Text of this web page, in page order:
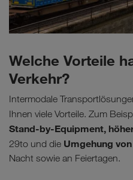
Welche Vorteile
Verkehr?
Intermodale
Ihnen viele Vorteile. Zum
Stand-by-Equipment,
29to und die Umgehung
Nacht sowie an Feiertagen.